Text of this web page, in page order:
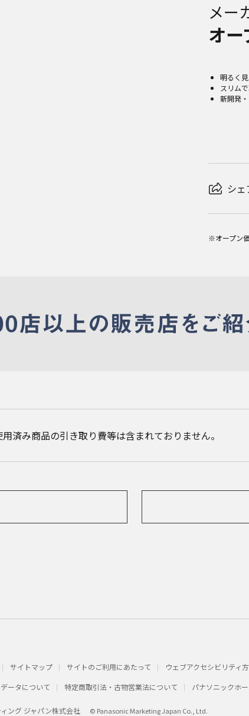
メー
オ
明るく
スリム
新開発
シェ
※オープン
済み商品の引き取り費等は含まれておりません。
サイトマップ サイトのご利用にあたって ウェブアクセシビリティ
ータについて 特定商取引法・古物営業法について パナソニックホ
ング ジャパン株式会社 © Panasonic Marketing Japan Co., Ltd.